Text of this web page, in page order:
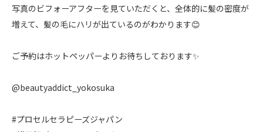
写真のビフォーアフターを見ていただくと、全体的に髪の密度が
増えて、髪の毛にハリが出ているのがわかります😊
ご予約はホットペッパーよりお待ちしております✨
@beautyaddict_yokosuka
#プロセルセラピーズジャパン